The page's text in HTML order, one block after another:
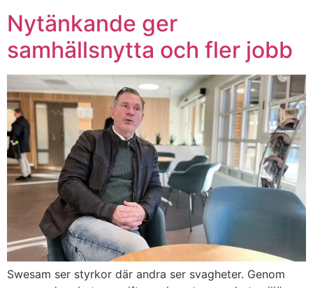
Nytänkande ger
samhällsnytta och fler jobb
Swesam ser styrkor där andra ser svagheter. Genom